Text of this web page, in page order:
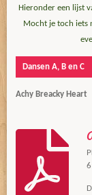
Hieronder een lijst
Mocht je toch iets
Dansen A, B en C
Achy Breacky Heart